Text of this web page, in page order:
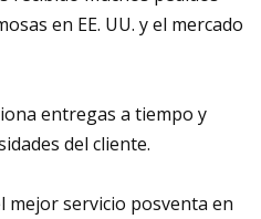
en EE. UU. y el mercado
entregas a tiempo y
del cliente.
servicio posventa en